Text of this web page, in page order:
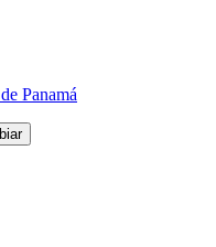
Panamá